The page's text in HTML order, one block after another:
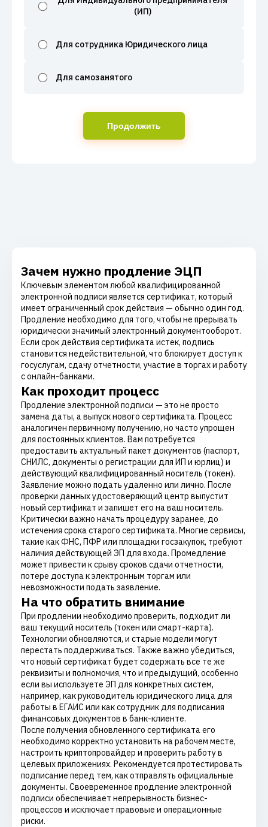
(ИП)
Для сотрудника Юридического лица
Для самозанятого
Продолжить
Зачем нужно продление ЭЦП
Ключевым элементом любой квалифицированной
электронной подписи является сертификат, который
имеет ограниченный срок действия — обычно один год.
Продление необходимо для того, чтобы не прерывать
юридически значимый электронный документооборот.
Если срок действия сертификата истек, подпись
становится недействительной, что блокирует доступ к
госуслугам, сдачу отчетности, участие в торгах и работу
с онлайн-банками.
Как проходит процесс
Продление электронной подписи — это не просто
замена даты, а выпуск нового сертификата. Процесс
аналогичен первичному получению, но часто упрощен
для постоянных клиентов. Вам потребуется
предоставить актуальный пакет документов (паспорт,
СНИЛС, документы о регистрации для ИП и юрлиц) и
действующий квалифицированный носитель (токен).
Заявление можно подать удаленно или лично. После
проверки данных удостоверяющий центр выпустит
новый сертификат и запишет его на ваш носитель.
Критически важно начать процедуру заранее, до
истечения срока старого сертификата. Многие сервисы,
такие как ФНС, ПФР или площадки госзакупок, требуют
наличия действующей ЭП для входа. Промедление
может привести к срыву сроков сдачи отчетности,
потере доступа к электронным торгам или
невозможности подать заявление.
На что обратить внимание
При продлении необходимо проверить, подходит ли
ваш текущий носитель (токен или смарт-карта).
Технологии обновляются, и старые модели могут
перестать поддерживаться. Также важно убедиться,
что новый сертификат будет содержать все те же
реквизиты и полномочия, что и предыдущий, особенно
если вы используете ЭП для конкретных систем,
например, как руководитель юридического лица для
работы в ЕГАИС или как сотрудник для подписания
финансовых документов в банк-клиенте.
После получения обновленного сертификата его
необходимо корректно установить на рабочем месте,
настроить криптопровайдер и проверить работу в
целевых приложениях. Рекомендуется протестировать
подписание перед тем, как отправлять официальные
документы. Своевременное продление электронной
подписи обеспечивает непрерывность бизнес-
процессов и исключает правовые и операционные
риски.